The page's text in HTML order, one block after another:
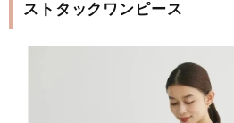
ストタックワンピース